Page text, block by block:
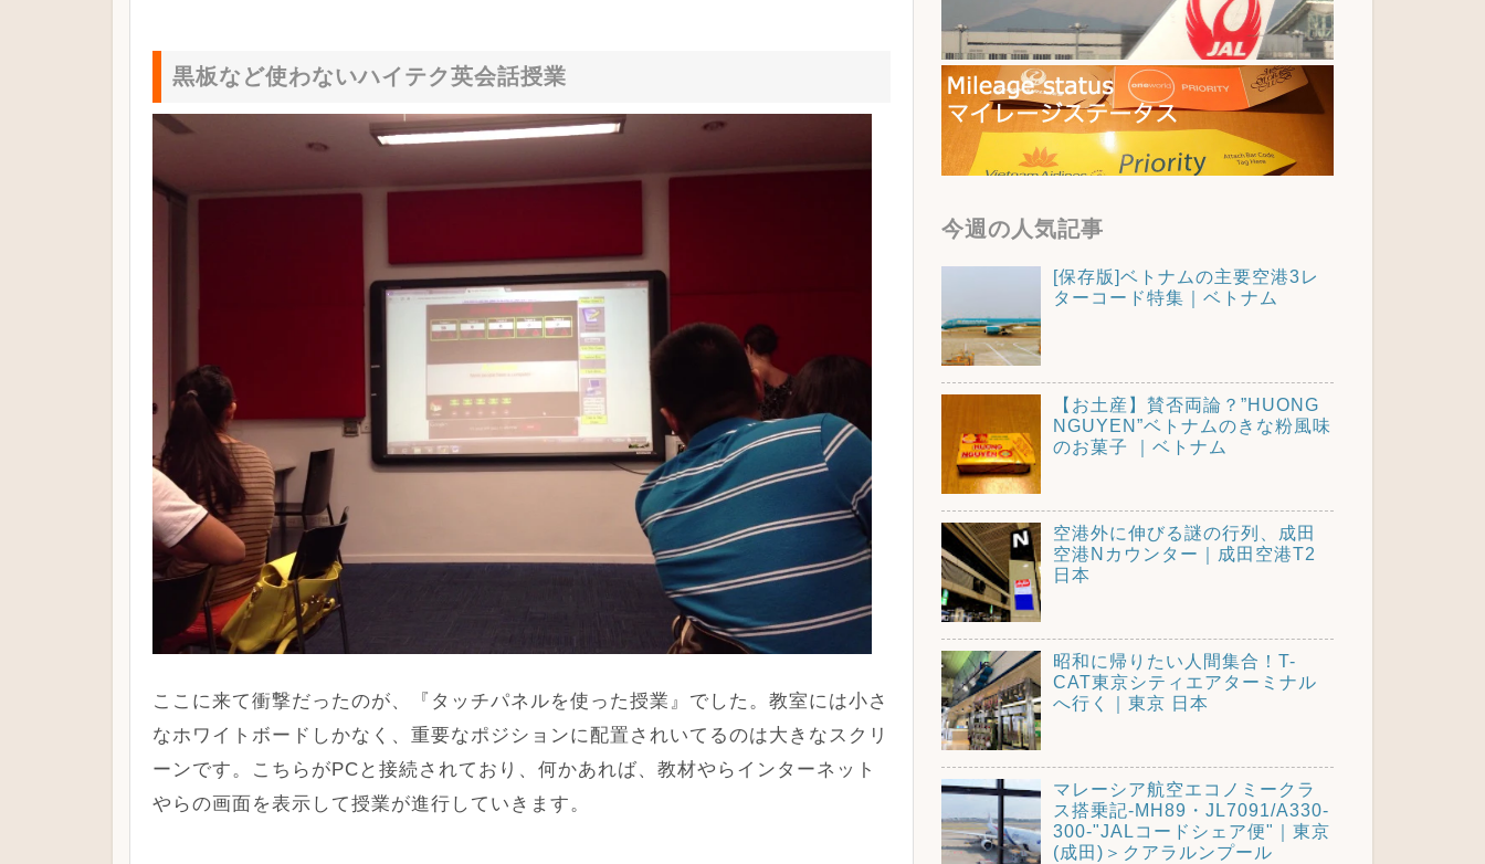
黒板など使わないハイテク英会話授業
ここに来て衝撃だったのが、『タッチパネルを使った授業』でした。教室には小さ
なホワイトボードしかなく、重要なポジションに配置されいてるのは大きなスクリ
ーンです。こちらがPCと接続されており、何かあれば、教材やらインターネット
やらの画面を表示して授業が進行していきます。
今週の人気記事
[保存版]ベトナムの主要空港3レ
ターコード特集｜ベトナム
【お土産】賛否両論？”HUONG
NGUYEN”ベトナムのきな粉風味
のお菓子 ｜ベトナム
空港外に伸びる謎の行列、成田
空港Nカウンター｜成田空港T2
日本
昭和に帰りたい人間集合！T-
CAT東京シティエアターミナル
へ行く｜東京 日本
マレーシア航空エコノミークラ
ス搭乗記-MH89・JL7091/A330-
300-"JALコードシェア便"｜東京
(成田)＞クアラルンプール